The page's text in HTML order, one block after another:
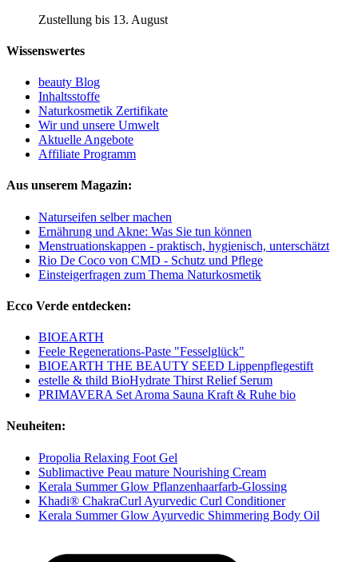
Zustellung bis 13. August
Wissenswertes
beauty Blog
Inhaltsstoffe
Naturkosmetik Zertifikate
Wir und unsere Umwelt
Aktuelle Angebote
Affiliate Programm
Aus unserem Magazin:
Naturseifen selber machen
Ernährung und Akne: Was Sie tun können
Menstruationskappen - praktisch, hygienisch, unterschätzt
Rio De Coco von CMD - Schutz und Pflege
Einsteigerfragen zum Thema Naturkosmetik
Ecco Verde entdecken:
BIOEARTH
Feele Regenerations-Paste "Fesselglück"
BIOEARTH THE BEAUTY SEED Lippenpflegestift
estelle & thild BioHydrate Thirst Relief Serum
PRIMAVERA Set Aroma Sauna Kraft & Ruhe bio
Neuheiten:
Propolia Relaxing Foot Gel
Sublimactive Peau mature Nourishing Cream
Kerala Summer Glow Pflanzenhaarfarb-Glossing
Khadi® ChakraCurl Ayurvedic Curl Conditioner
Kerala Summer Glow Ayurvedic Shimmering Body Oil